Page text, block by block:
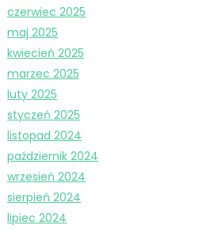
czerwiec 2025
maj 2025
kwiecień 2025
marzec 2025
luty 2025
styczeń 2025
listopad 2024
październik 2024
wrzesień 2024
sierpień 2024
lipiec 2024